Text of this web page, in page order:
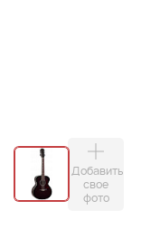
Добавить
свое
фото